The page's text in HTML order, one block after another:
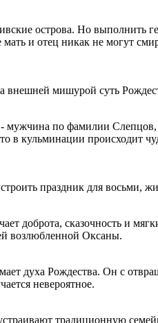
острова. Но выполнить
и отец никак не могут
внешней мишурой суть
мужчина по фамилии
в кульминации происходит
праздник для восьми,
доброта, сказочность и
возлюбленной Оксаны.
духа Рождества. Он с
невероятное.
традиционную